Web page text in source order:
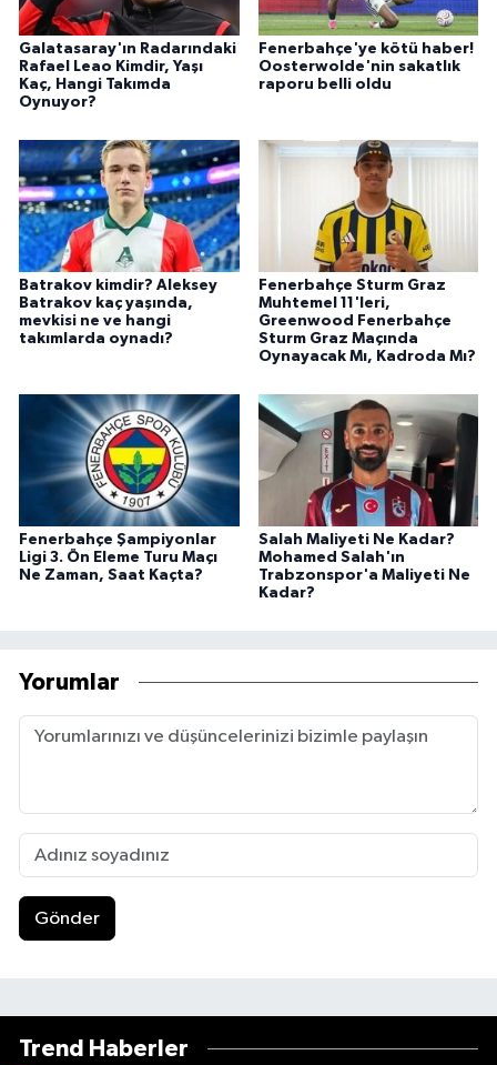
Galatasaray'ın Radarındaki
Rafael Leao Kimdir, Yaşı
Kaç, Hangi Takımda
Oynuyor?
Fenerbahçe'ye kötü haber!
Oosterwolde'nin sakatlık
raporu belli oldu
Batrakov kimdir? Aleksey
Batrakov kaç yaşında,
mevkisi ne ve hangi
takımlarda oynadı?
Fenerbahçe Sturm Graz
Muhtemel 11'leri,
Greenwood Fenerbahçe
Sturm Graz Maçında
Oynayacak Mı, Kadroda Mı?
Fenerbahçe Şampiyonlar
Ligi 3. Ön Eleme Turu Maçı
Ne Zaman, Saat Kaçta?
Salah Maliyeti Ne Kadar?
Mohamed Salah'ın
Trabzonspor'a Maliyeti Ne
Kadar?
Yorumlar
Gönder
Trend Haberler